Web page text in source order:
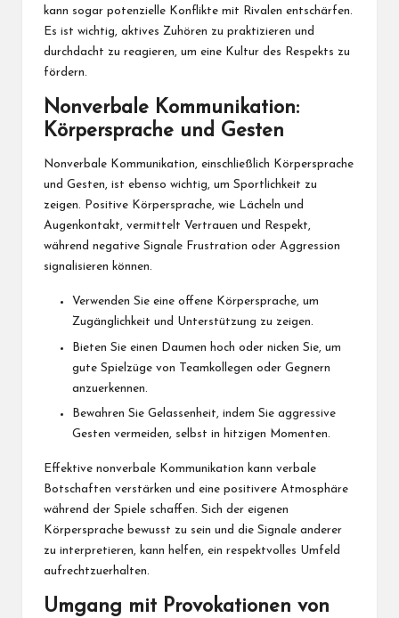
kann sogar potenzielle Konflikte mit Rivalen entschärfen.
Es ist wichtig, aktives Zuhören zu praktizieren und
durchdacht zu reagieren, um eine Kultur des Respekts zu
fördern.
Nonverbale Kommunikation:
Körpersprache und Gesten
Nonverbale Kommunikation, einschließlich Körpersprache
und Gesten, ist ebenso wichtig, um Sportlichkeit zu
zeigen. Positive Körpersprache, wie Lächeln und
Augenkontakt, vermittelt Vertrauen und Respekt,
während negative Signale Frustration oder Aggression
signalisieren können.
Verwenden Sie eine offene Körpersprache, um
Zugänglichkeit und Unterstützung zu zeigen.
Bieten Sie einen Daumen hoch oder nicken Sie, um
gute Spielzüge von Teamkollegen oder Gegnern
anzuerkennen.
Bewahren Sie Gelassenheit, indem Sie aggressive
Gesten vermeiden, selbst in hitzigen Momenten.
Effektive nonverbale Kommunikation kann verbale
Botschaften verstärken und eine positivere Atmosphäre
während der Spiele schaffen. Sich der eigenen
Körpersprache bewusst zu sein und die Signale anderer
zu interpretieren, kann helfen, ein respektvolles Umfeld
aufrechtzuerhalten.
Umgang mit Provokationen von